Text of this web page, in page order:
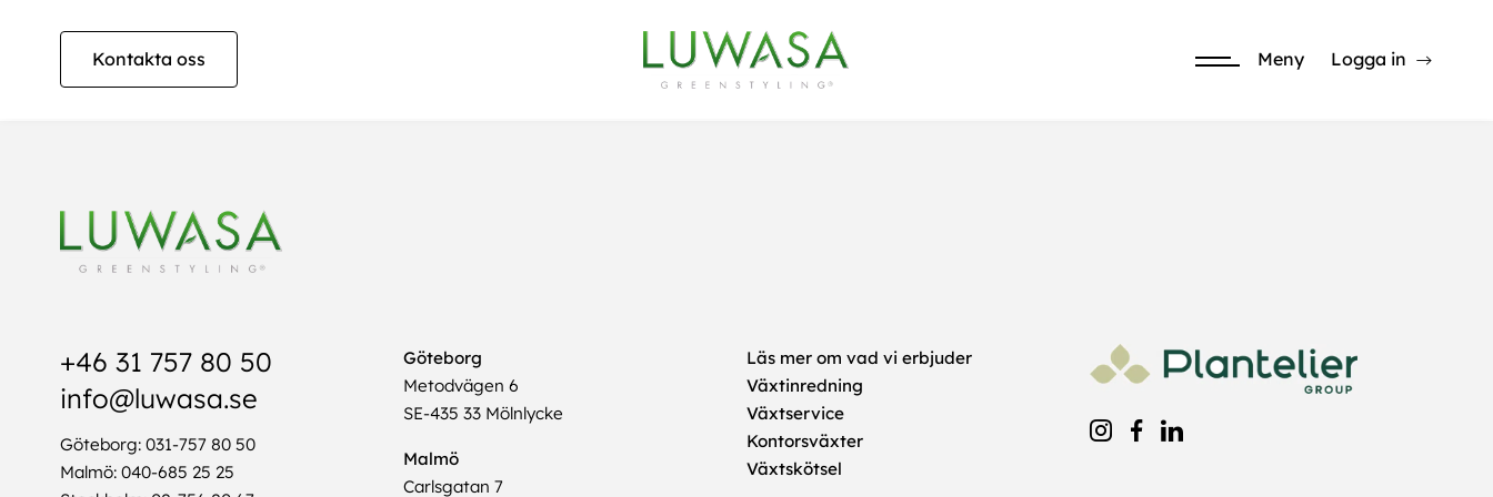
Kontakta oss Meny Logga in
+46 31 757 80 50
info@luwasa.se
Göteborg: 031-757 80 50
Malmö: 040-685 25 25
Göteborg
Metodvägen 6
SE-435 33 Mölnlycke
Malmö
Carlsgatan 7
Läs mer om vad vi erbjuder
Växtinredning
Växtservice
Kontorsväxter
Växtskötsel